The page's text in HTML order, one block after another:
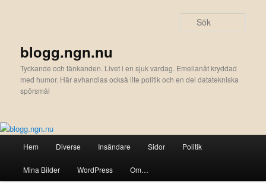
blogg.ngn.nu
Tyckande och tänkanden. Livet i en sjuk vardag. Emellanåt kryddad
med humor. Här avhandlas också lite politik och en del datatekniska
spörsmål
Hem Diverse Insändare Sidor Politik
Mina Bilder WordPress Om…